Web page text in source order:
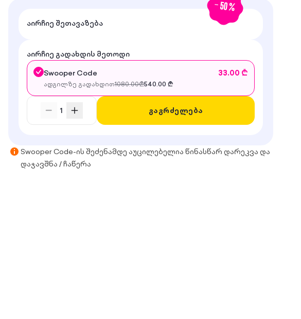
-50%
აირჩიე შეთავაზება
აირჩიე გადახდის მეთოდი
Swooper Code
33.00 ₾
ადგილზე გადახდით1080.00₾540.00 ₾
1 გაგრძელება
Swooper Code-ის შეძენამდე აუცილებელია წინასწარ დარეკვა და
დაჯავშნა / ჩაწერა